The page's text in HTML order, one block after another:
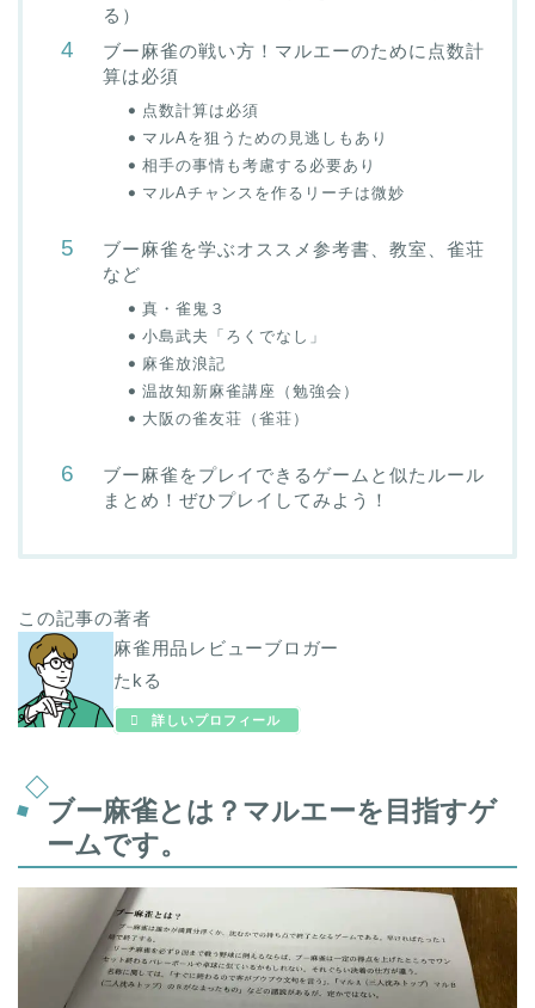
る）
ブー麻雀の戦い方！マルエーのために点数計
算は必須
点数計算は必須
マルAを狙うための見逃しもあり
相手の事情も考慮する必要あり
マルAチャンスを作るリーチは微妙
ブー麻雀を学ぶオススメ参考書、教室、雀荘
など
真・雀鬼３
小島武夫「ろくでなし」
麻雀放浪記
温故知新麻雀講座（勉強会）
大阪の雀友荘（雀荘）
ブー麻雀をプレイできるゲームと似たルール
まとめ！ぜひプレイしてみよう！
この記事の著者
麻雀用品レビューブロガー
たkる
詳しいプロフィール
ブー麻雀とは？マルエーを目指すゲ
ームです。